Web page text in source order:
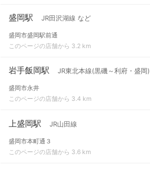
盛岡駅 JR田沢湖線 など
盛岡市盛岡駅前通
このページの店舗から 3.2 km
岩手飯岡駅 JR東北本線(黒磯～利府・盛岡)
盛岡市永井
このページの店舗から 3.4 km
上盛岡駅 JR山田線
盛岡市本町通３
このページの店舗から 3.6 km